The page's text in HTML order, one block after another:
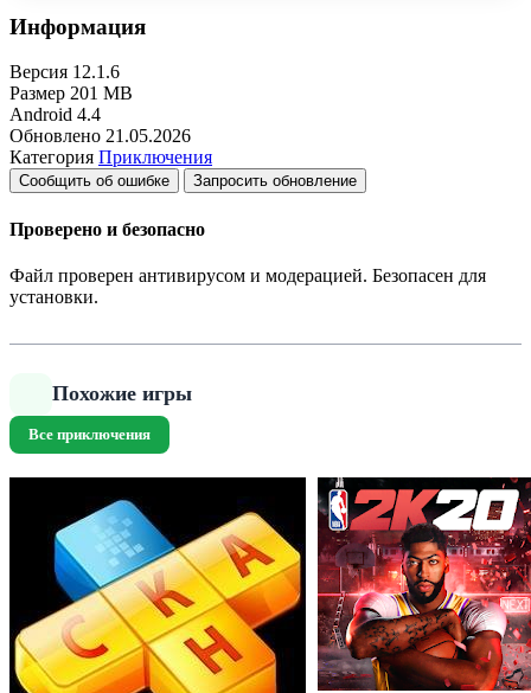
Информация
Версия 12.1.6
Размер 201 MB
Android 4.4
Обновлено 21.05.2026
Категория Приключения
Сообщить об ошибке Запросить обновление
Проверено и безопасно
Файл проверен антивирусом и модерацией. Безопасен для
установки.
Похожие игры
Все приключения